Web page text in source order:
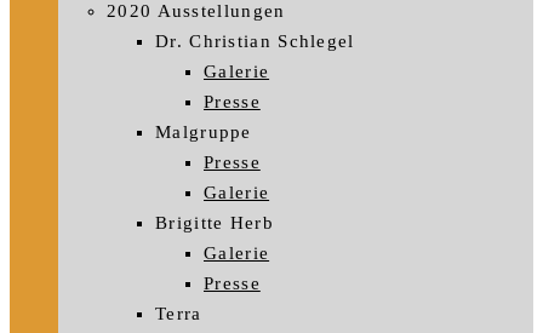
2020 Ausstellungen
Dr. Christian Schlegel
Galerie
Presse
Malgruppe
Presse
Galerie
Brigitte Herb
Galerie
Presse
Terra